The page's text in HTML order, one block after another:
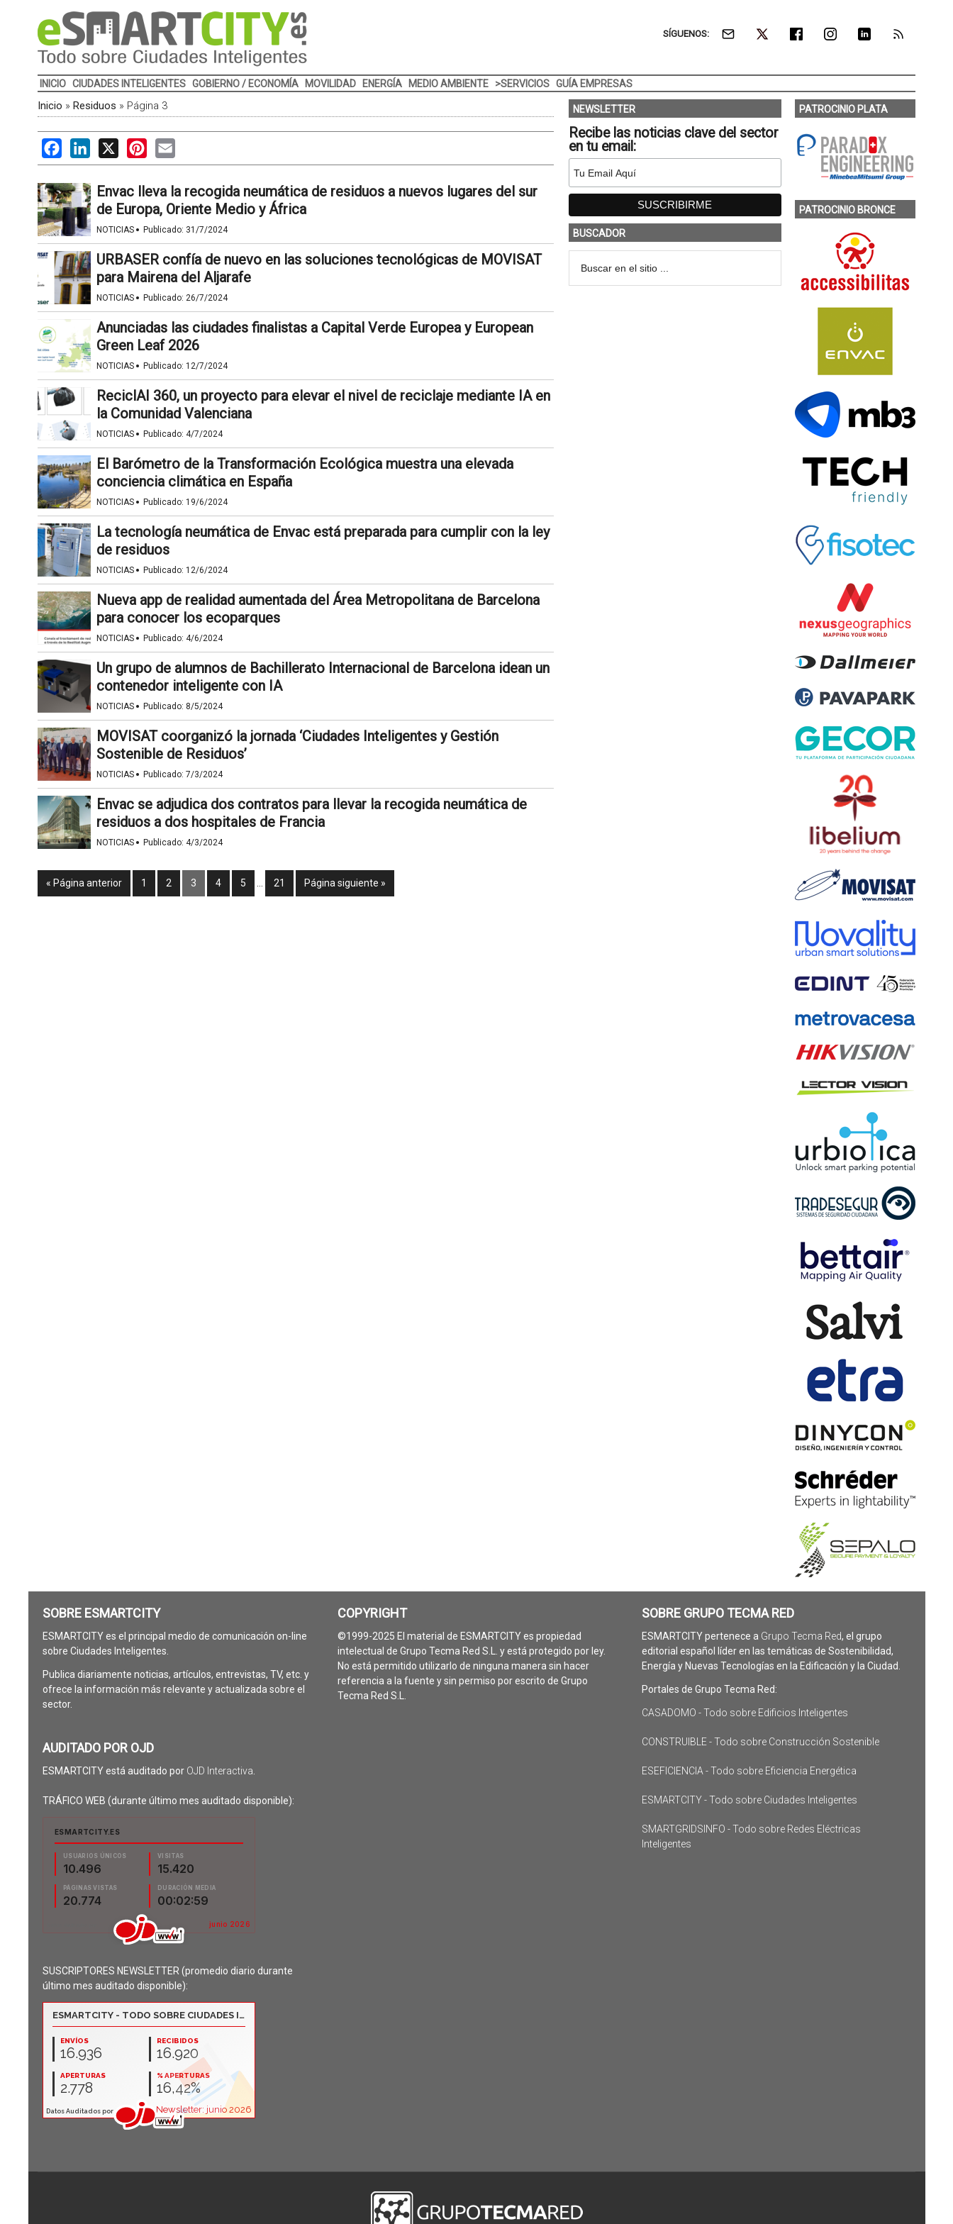
SÍGUENOS:
INICIO CIUDADES INTELIGENTES GOBIERNO / ECONOMÍA MOVILIDAD ENERGÍA MEDIO AMBIENTE >SERVICIOS GUÍA EMPRESAS
Inicio » Residuos » Página 3
FacebookLinkedIn
X PinterestEmail
Envac lleva la recogida neumática de residuos a nuevos lugares del sur
de Europa, Oriente Medio y África
NOTICIAS · Publicado: 31/7/2024
URBASER confía de nuevo en las soluciones tecnológicas de MOVISAT
para Mairena del Aljarafe
NOTICIAS · Publicado: 26/7/2024
Anunciadas las ciudades finalistas a Capital Verde Europea y European
Green Leaf 2026
NOTICIAS · Publicado: 12/7/2024
ReciclAI 360, un proyecto para elevar el nivel de reciclaje mediante IA en
la Comunidad Valenciana
NOTICIAS · Publicado: 4/7/2024
El Barómetro de la Transformación Ecológica muestra una elevada
conciencia climática en España
NOTICIAS · Publicado: 19/6/2024
La tecnología neumática de Envac está preparada para cumplir con la ley
de residuos
NOTICIAS · Publicado: 12/6/2024
Nueva app de realidad aumentada del Área Metropolitana de Barcelona
para conocer los ecoparques
NOTICIAS · Publicado: 4/6/2024
Un grupo de alumnos de Bachillerato Internacional de Barcelona idean un
contenedor inteligente con IA
NOTICIAS · Publicado: 8/5/2024
MOVISAT coorganizó la jornada ‘Ciudades Inteligentes y Gestión
Sostenible de Residuos’
NOTICIAS · Publicado: 7/3/2024
Envac se adjudica dos contratos para llevar la recogida neumática de
residuos a dos hospitales de Francia
NOTICIAS · Publicado: 4/3/2024
« Página anterior 1 2 3 4 5 21 Página siguiente »
NEWSLETTER
Recibe las noticias clave del sector
en tu email:
BUSCADOR
PATROCINIO PLATA
PATROCINIO BRONCE
SOBRE ESMARTCITY
ESMARTCITY es el principal medio de comunicación on-line
sobre Ciudades Inteligentes.
Publica diariamente noticias, artículos, entrevistas, TV, etc. y
ofrece la información más relevante y actualizada sobre el
sector.
AUDITADO POR OJD
ESMARTCITY está auditado por OJD Interactiva
TRÁFICO WEB (durante último mes auditado disponible):
SUSCRIPTORES NEWSLETTER (promedio diario durante
último mes auditado disponible):
COPYRIGHT
©1999-2025 El material de ESMARTCITY es propiedad
intelectual de Grupo Tecma Red S.L. y está protegido por ley.
No está permitido utilizarlo de ninguna manera sin hacer
referencia a la fuente y sin permiso por escrito de Grupo
Tecma Red S.L.
SOBRE GRUPO TECMA RED
ESMARTCITY pertenece a Grupo Tecma Red, el grupo
editorial español líder en las temáticas de Sostenibilidad,
Energía y Nuevas Tecnologías en la Edificación y la Ciudad.
Portales de Grupo Tecma Red:
CASADOMO - Todo sobre Edificios Inteligentes
CONSTRUIBLE - Todo sobre Construcción Sostenible
ESEFICIENCIA - Todo sobre Eficiencia Energética
ESMARTCITY - Todo sobre Ciudades Inteligentes
SMARTGRIDSINFO - Todo sobre Redes Eléctricas
Inteligentes